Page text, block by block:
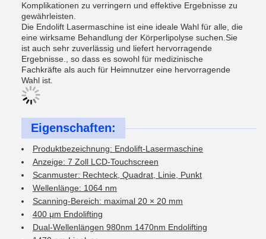
Komplikationen zu verringern und effektive Ergebnisse zu
gewährleisten.
Die Endolift Lasermaschine ist eine ideale Wahl für alle, die
eine wirksame Behandlung der Körperlipolyse suchen.Sie
ist auch sehr zuverlässig und liefert hervorragende
Ergebnisse., so dass es sowohl für medizinische
Fachkräfte als auch für Heimnutzer eine hervorragende
Wahl ist.
Eigenschaften:
Produktbezeichnung: Endolift-Lasermaschine
Anzeige: 7 Zoll LCD-Touchscreen
Scanmuster: Rechteck, Quadrat, Linie, Punkt
Wellenlänge: 1064 nm
Scanning-Bereich: maximal 20 × 20 mm
400 μm Endolifting
Dual-Wellenlängen 980nm 1470nm Endolifting